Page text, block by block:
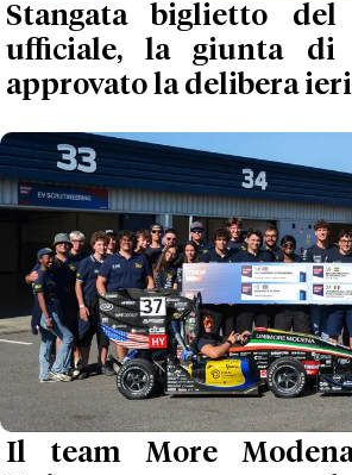
Stangata biglietto
ufficiale, la giunta di
approvato la delibera ieri
Il team More